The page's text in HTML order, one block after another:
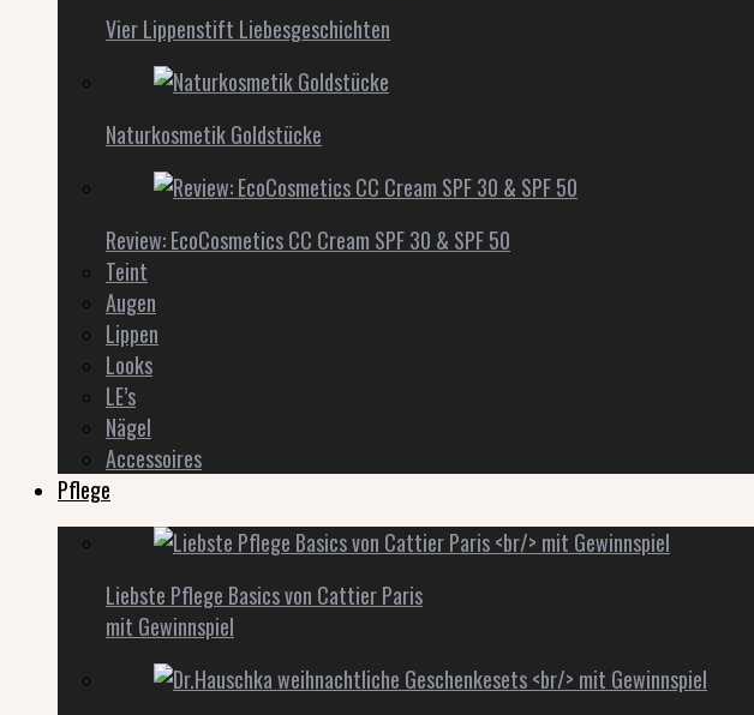
Vier Lippenstift Liebesgeschichten
Naturkosmetik Goldstücke
Review: EcoCosmetics CC Cream SPF 30 & SPF 50
Teint
Augen
Lippen
Looks
LE’s
Nägel
Accessoires
Pflege
Liebste Pflege Basics von Cattier Paris
mit Gewinnspiel